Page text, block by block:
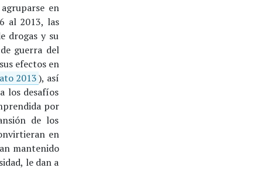
en
al 2013, las
drogas y su
guerra del
efectos en
2013), así
los desafíos
por
de los
en
mantenido
le dan a